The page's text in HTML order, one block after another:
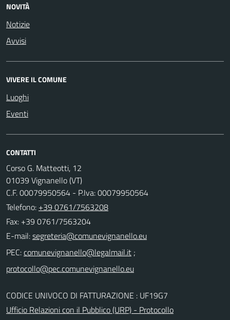
NOVITÀ
Notizie
Avvisi
VIVERE IL COMUNE
Luoghi
Eventi
CONTATTI
Corso G. Matteotti, 12
01039 Vignanello (VT)
C.F. 00079950564 - P.Iva: 00079950564
Telefono: +39 0761/7563208
Fax: +39 0761/7563204
E-mail:
PEC:
;
CODICE UNIVOCO DI FATTURAZIONE : UF19G7
Ufficio Relazioni con il Pubblico (URP) - Protocollo